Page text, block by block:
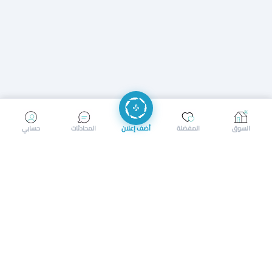
إرسال رسالة إجراء مكالمة
حسابي المحادثات أضف إعلان المفضلة السوق